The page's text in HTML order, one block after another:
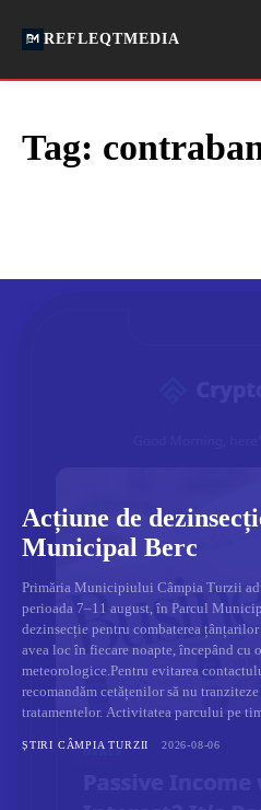
REFLEQTMEDIA
Tag:
Acțiune de
Municipal Berc
Primăria Municipiului Câmpia Turzii
perioada 7–11 august, în Parcul
dezinsecție pentru combaterea
avea loc în fiecare noapte, începând
meteorologice.Pentru evitarea
recomandăm cetățenilor să nu
tratamentelor. Activitatea parcului pe
ȘTIRI CÂMPIA TURZII 2026-08-06